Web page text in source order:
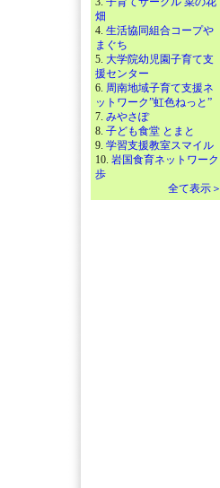
畑
4. 生活協同組合コープや
まぐち
5. 大学院幼児園子育て支
援センター
6. 周南地域子育て支援ネ
ットワーク”虹色ねっと”
7. みやさぽ
8. 子ども食堂 とまと
9. 学習支援教室スマイル
10. 岩国食育ネットワーク
歩
全て表示＞